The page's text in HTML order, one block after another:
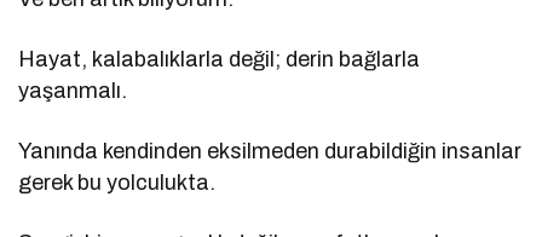
Hayat, kalabalıklarla değil; derin bağlarla
yaşanmalı.
Yanında kendinden eksilmeden durabildiğin insanlar
gerek bu yolculukta.